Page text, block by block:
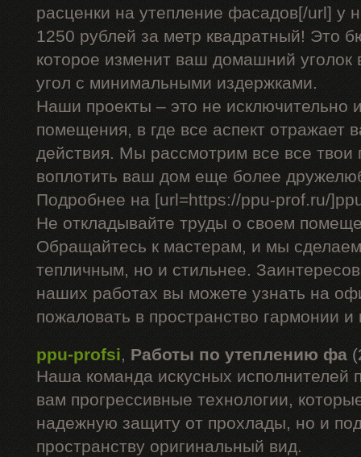
расценки на утепление фасадов[/url] у
1250 рублей за метр квадратный! Это
которое изменит ваш домашний уголок
угол с минимальными издержками.
Наши проекты – это не исключительно
помещения, в где все аспект отражает
действия. Мы рассмотрим все все твои
воплотить ваш дом еще более
Подробнее на [url=https://ppu-prof.ru/
Не откладывайте труды о своем
Обращайтесь к мастерам, и мы
тепличным, но и стильнее.
наших работах вы можете узнать на
пожаловать в пространство гармонии
ppu-profsi, Работы по утеплению фа
Наша команда искусных исполнителей
вам прогрессивные технологии,
надежную защиту от прохлады, но и
пространству оригинальный вид.